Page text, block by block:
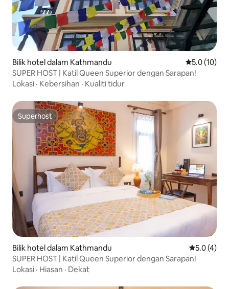
Bilik hotel dalam Kathmandu Penarafan
5.0 (10)
SUPER HOST | Katil Queen Superior dengan Sarapan!
Lokasi · Kebersihan · Kualiti tidur
Superhost
Superhost
Bilik hotel dalam Kathmandu Penarafan
5.0 (4)
SUPER HOST | Katil Queen Superior dengan Sarapan!
Lokasi · Hiasan · Dekat